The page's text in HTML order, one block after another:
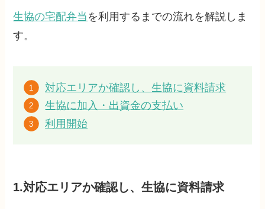
生協の宅配弁当 を利用するまでの流れを解説しま
す。
対応エリアか確認し、生協に資料請求
生協に加入・出資金の支払い
利用開始
1.対応エリアか確認し、生協に資料請求